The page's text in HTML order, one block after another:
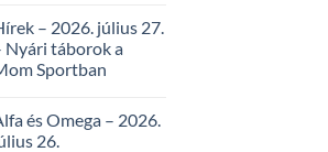
– 2026. július 27.
Nyári táborok a
Sportban
és Omega – 2026.
26.